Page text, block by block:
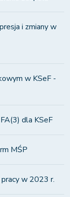
i zmiany w
w KSeF -
dla KSeF
MŚP
w 2023 r.